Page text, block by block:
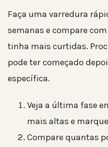
Faça uma varredura
semanas e compare
tinha mais curtidas.
pode ter começado
específica.
Veja a última fase
mais altas e
Compare quantas